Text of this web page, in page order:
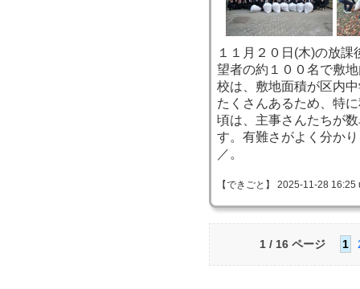
１１月２０日(木)の放
望者の約１００名で敷
校は、敷地面積が区内
たくさんあるため、特
頃は、主事さんたちが
す。有難さがよく分か
／。
【できごと】 2025-11-28
1 / 16 ページ 1